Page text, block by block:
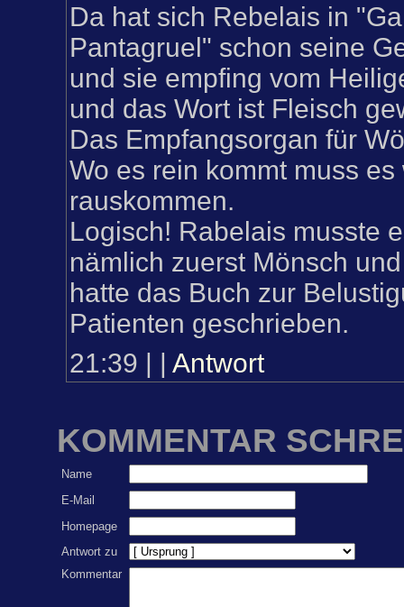
Da hat sich Rebelais in
Pantagruel" schon seine
und sie empfing vom
und das Wort ist Fleisch
Das Empfangsorgan für
Wo es rein kommt muss es
rauskommen.
Logisch! Rabelais musste
nämlich zuerst Mönsch
hatte das Buch zur
Patienten geschrieben.
21:39 | | Antwort
KOMMENTAR
Name
E-Mail
Homepage
Antwort zu
Kommentar